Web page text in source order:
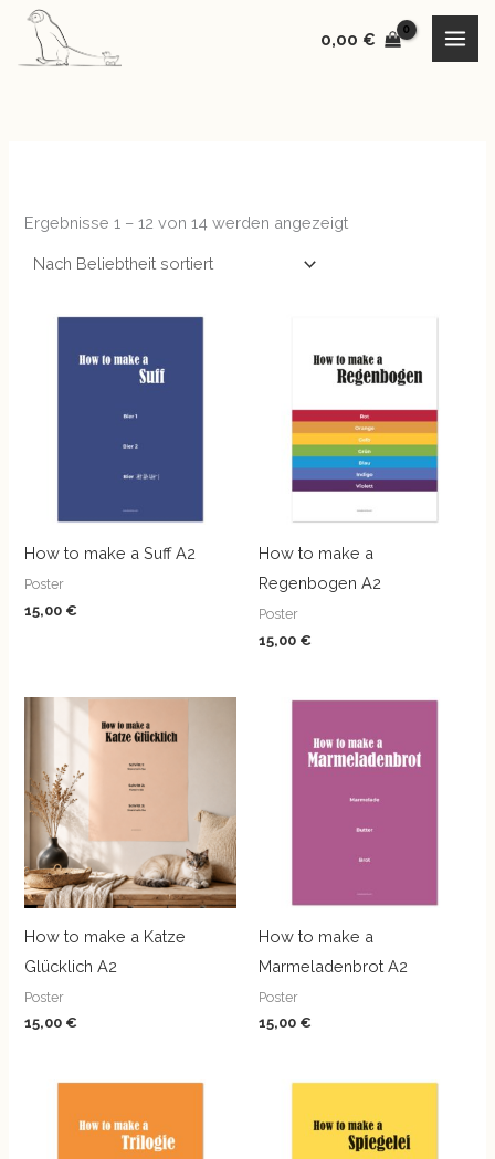
Zum
Inhalt
0,00 €
Ergebnisse 1 – 12 von 14 werden angezeigt
Beliebtheit
sortiert
How to make a Suff A2
Poster
15,00 €
How to make a
Regenbogen A2
Poster
15,00 €
How to make a Katze
Glücklich A2
Poster
15,00 €
How to make a
Marmeladenbrot A2
Poster
15,00 €